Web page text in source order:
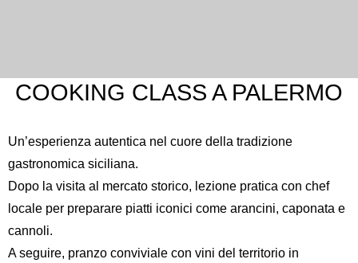
COOKING CLASS A PALERMO
Un’esperienza autentica nel cuore della tradizione
gastronomica siciliana.
Dopo la visita al mercato storico, lezione pratica con chef
locale per preparare piatti iconici come arancini, caponata e
cannoli.
A seguire, pranzo conviviale con vini del territorio in